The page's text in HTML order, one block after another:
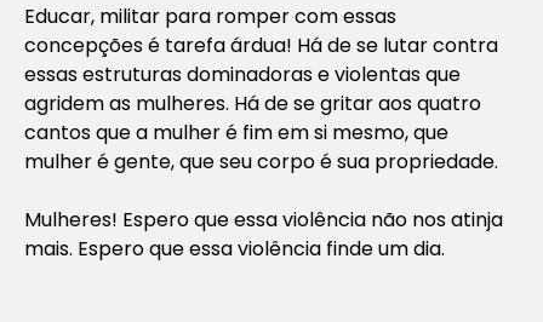
Educar, militar para romper com essas
concepções é tarefa árdua! Há de se lutar contra
essas estruturas dominadoras e violentas que
agridem as mulheres. Há de se gritar aos quatro
cantos que a mulher é fim em si mesmo, que
mulher é gente, que seu corpo é sua propriedade.
Mulheres! Espero que essa violência não nos atinja
mais. Espero que essa violência finde um dia.